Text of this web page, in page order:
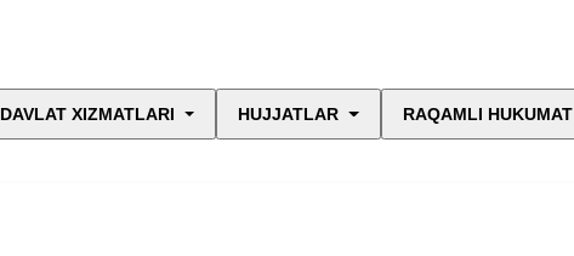
DAVLAT XIZMATLARI HUJJATLAR RAQAMLI HUKUMAT